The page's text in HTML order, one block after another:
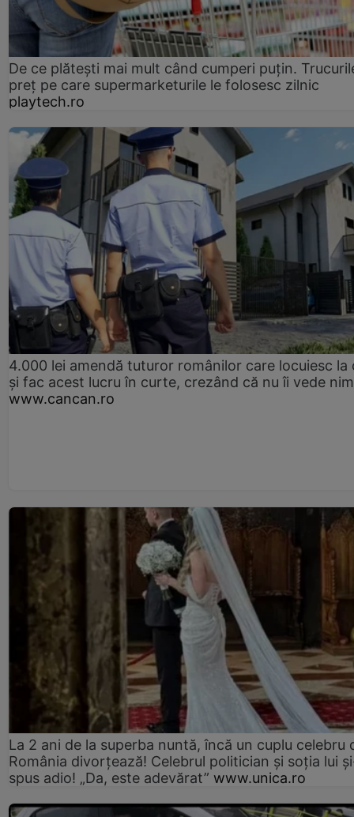
De ce plătești mai mult când cumperi puțin.
preț pe care supermarketurile le folosesc zilnic
playtech.ro
4.000 lei amendă tuturor românilor care locuiesc la
și fac acest lucru în curte, crezând că nu îi vede
www.cancan.ro
La 2 ani de la superba nuntă, încă un cuplu celebru
România divorțează! Celebrul politician și soția lui
spus adio! „Da, este adevărat” www.unica.ro